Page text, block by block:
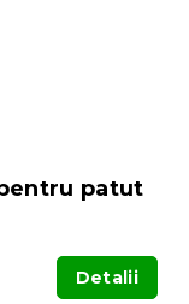
patut
Detalii